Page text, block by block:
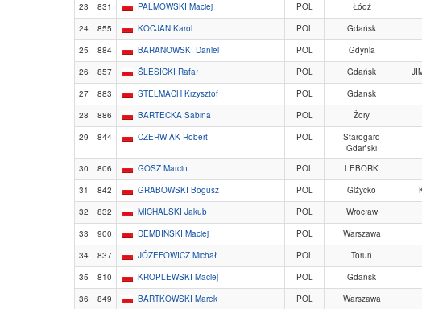
23
831 PALMOWSKI Maciej POL Łódź
24
855 KOCJAN Karol POL Gdańsk
25
884 BARANOWSKI Daniel POL Gdynia
26
857 ŚLESICKI Rafał POL Gdańsk
27
883 STELMACH Krzysztof POL Gdansk
28
886 BARTECKA Sabina POL Żory
29
844 CZERWIAK Robert POL
Starogard
Gdański
30 806 GOSZ Marcin POL LEBORK
31
842 GRABOWSKI Bogusz POL Giżycko
32
832 MICHALSKI Jakub POL Wrocław
33
900 DEMBIŃSKI Maciej POL Warszawa
34
837 JÓZEFOWICZ Michał POL Toruń
35
810 KROPLEWSKI Maciej POL Gdańsk
36
849 BARTKOWSKI Marek POL Warszawa